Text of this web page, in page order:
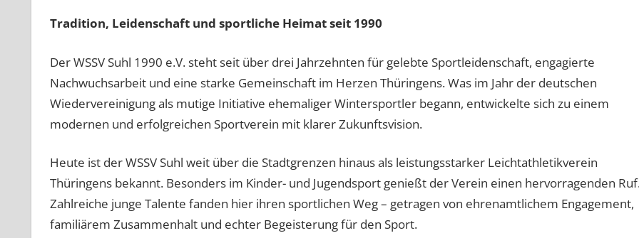
Tradition, Leidenschaft und sportliche Heimat seit 1990
Der WSSV Suhl 1990 e.V. steht seit über drei Jahrzehnten für gelebte Sportleidenschaft, engagierte
Nachwuchsarbeit und eine starke Gemeinschaft im Herzen Thüringens. Was im Jahr der deutschen
Wiedervereinigung als mutige Initiative ehemaliger Wintersportler begann, entwickelte sich zu einem
modernen und erfolgreichen Sportverein mit klarer Zukunftsvision.
Heute ist der WSSV Suhl weit über die Stadtgrenzen hinaus als leistungsstarker Leichtathletikverein
Thüringens bekannt. Besonders im Kinder- und Jugendsport genießt der Verein einen hervorragenden
Zahlreiche junge Talente fanden hier ihren sportlichen Weg – getragen von ehrenamtlichem Engagement,
familiärem Zusammenhalt und echter Begeisterung für den Sport.